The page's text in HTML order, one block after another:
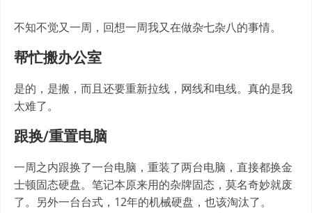
不知不觉又一周，回想一周我又在做杂七杂八的事情。
帮忙搬办公室
是的，是搬，而且还要重新拉线，网线和电线。真的是我
太难了。
跟换/重置电脑
一周之内跟换了一台电脑，重装了两台电脑，直接都换金
士顿固态硬盘。笔记本原来用的杂牌固态，莫名奇妙就废
了。另外一台台式，12年的机械硬盘，也该淘汰了。